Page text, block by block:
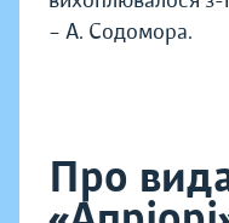
– А. Содомора.
Про